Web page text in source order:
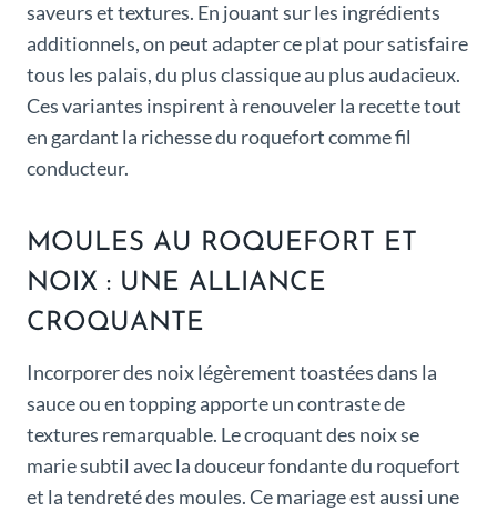
saveurs et textures. En jouant sur les ingrédients
additionnels, on peut adapter ce plat pour satisfaire
tous les palais, du plus classique au plus audacieux.
Ces variantes inspirent à renouveler la recette tout
en gardant la richesse du roquefort comme fil
conducteur.
MOULES AU ROQUEFORT ET
NOIX : UNE ALLIANCE
CROQUANTE
Incorporer des noix légèrement toastées dans la
sauce ou en topping apporte un contraste de
textures remarquable. Le croquant des noix se
marie subtil avec la douceur fondante du roquefort
et la tendreté des moules. Ce mariage est aussi une